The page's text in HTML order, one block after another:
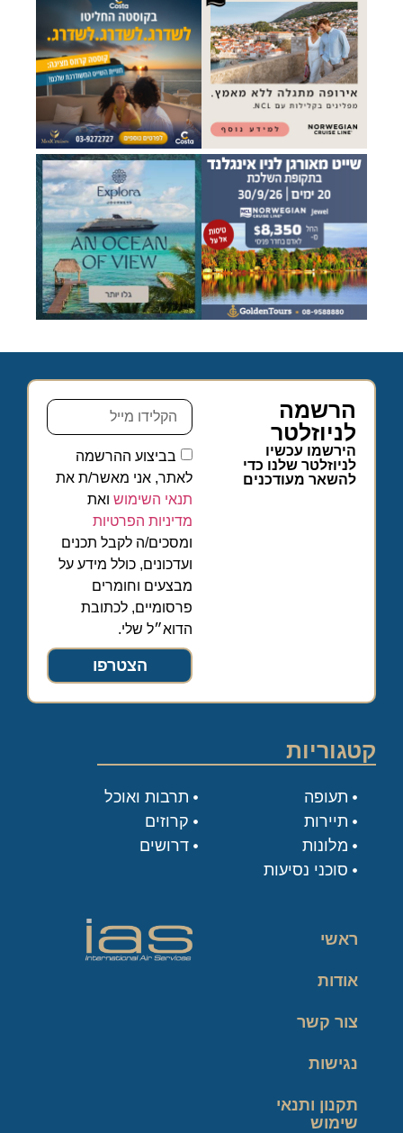
הרשמה
לניוזלטר
הירשמו עכשיו
לניוזלטר שלנו כדי
להשאר מעודכנים
בביצוע ההרשמה
לאתר, אני מאשר/ת את
תנאי השימוש ואת
מדיניות הפרטיות
ומסכים/ה לקבל תכנים
ועדכונים, כולל מידע על
מבצעים וחומרים
פרסומיים, לכתובת
הדוא״ל שלי.
הצטרפו
קטגוריות
תעופה
תיירות
מלונות
סוכני נסיעות
תרבות ואוכל
קרוזים
דרושים
ראשי
אודות
צור קשר
נגישות
תקנון ותנאי
שימוש